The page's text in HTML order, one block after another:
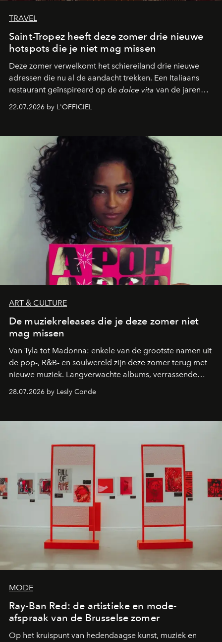
TRAVEL
Saint-Tropez heeft deze zomer drie nieuwe
hotspots die je niet mag missen
Deze zomer verwelkomt het schiereiland drie nieuwe
adressen die nu al de aandacht trekken. Een Italiaans
restaurant geïnspireerd op de dolce vita van de jaren
zestig, een Japanse hotspot die na zonsondergang
verandert in een bruisende ontmoetingsplek en de
neerstrijkt in Saint-Tropez. Dit zijn de nieuwe adressen
die deze zomer de toon zetten, van lange lunches tot
zwoele nachten.
22.07.2026 by L'OFFICIEL
ART & CULTURE
De muziekreleases die je deze zomer niet
mag missen
Van Tyla tot Madonna: enkele van de grootste namen uit
de pop-, R&B- en soulwereld zijn deze zomer terug met
nieuwe muziek. Langverwachte albums, verrassende
comebacks en veelbelovende nieuwe projecten: dit zijn
de releases die je niet mag missen.
28.07.2026 by Lesly Conde
MODE
Ray-Ban Red: de artistieke en mode-
afspraak van de Brusselse zomer
Op het kruispunt van hedendaagse kunst, muziek en